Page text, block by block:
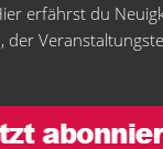
erfährst du
der